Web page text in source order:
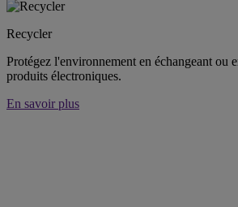
Recycler
Protégez l'environnement en échangeant ou
produits électroniques.
En savoir plus